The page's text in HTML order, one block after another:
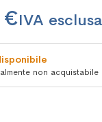
non acquistabile
€